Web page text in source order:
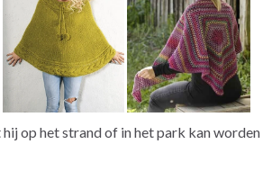
op het strand of in het park kan